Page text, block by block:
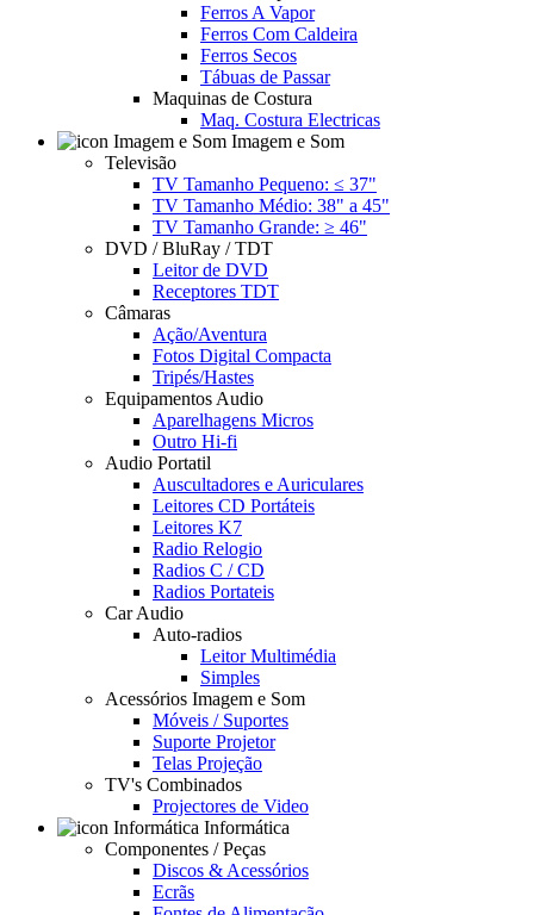
Ferros A Vapor
Ferros Com Caldeira
Ferros Secos
Tábuas de Passar
Maquinas de Costura
Maq. Costura Electricas
Imagem e Som
Televisão
TV Tamanho Pequeno: ≤ 37"
TV Tamanho Médio: 38" a 45"
TV Tamanho Grande: ≥ 46"
DVD / BluRay / TDT
Leitor de DVD
Receptores TDT
Câmaras
Ação/Aventura
Fotos Digital Compacta
Tripés/Hastes
Equipamentos Audio
Aparelhagens Micros
Outro Hi-fi
Audio Portatil
Auscultadores e Auriculares
Leitores CD Portáteis
Leitores K7
Radio Relogio
Radios C / CD
Radios Portateis
Car Audio
Auto-radios
Leitor Multimédia
Simples
Acessórios Imagem e Som
Móveis / Suportes
Suporte Projetor
Telas Projeção
TV's Combinados
Projectores de Video
Informática
Componentes / Peças
Discos & Acessórios
Ecrãs